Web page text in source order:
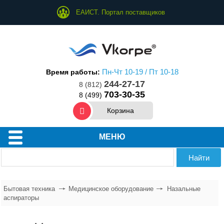
ЕАИСТ. Портал поставщиков
Время работы: Пн-Чт 10-19 / Пт 10-18
8 (812) 244-27-17
8 (499) 703-30-35
Корзина
МЕНЮ
Бытовая техника Медицинское оборудование
Назальные
аспираторы
Техника для дома